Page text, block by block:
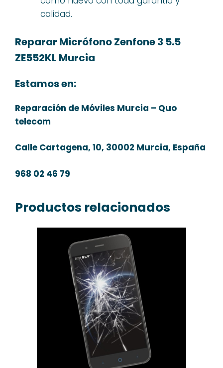
calidad.
Reparar Micrófono Zenfone 3 5.5
ZE552KL Murcia
Estamos en:
Reparación de Móviles Murcia – Quo
telecom
Calle Cartagena, 10, 30002 Murcia, España
968 02 46 79
Productos relacionados